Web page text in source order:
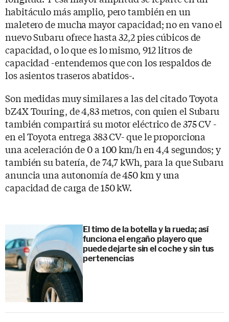
habitáculo más amplio, pero también en un
maletero de mucha mayor capacidad; no en vano el
nuevo Subaru ofrece hasta 32,2 pies cúbicos de
capacidad, o lo que es lo mismo, 912 litros de
capacidad -entendemos que con los respaldos de
los asientos traseros abatidos-.
Son medidas muy similares a las del citado Toyota
bZ4X Touring, de 4,83 metros, con quien el Subaru
también compartirá su motor eléctrico de 375 CV -
en el Toyota entrega 383 CV- que le proporciona
una aceleración de 0 a 100 km/h en 4,4 segundos; y
también su batería, de 74,7 kWh, para la que Subaru
anuncia una autonomía de 450 km y una
capacidad de carga de 150 kW.
El timo de la botella y la rueda; así
funciona el engaño playero que
puede dejarte sin el coche y sin tus
pertenencias